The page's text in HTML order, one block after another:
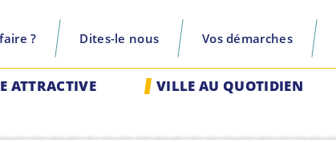
? Dites-le nous Vos démarches
recherche
ATTRACTIVE VILLE AU QUOTIDIEN